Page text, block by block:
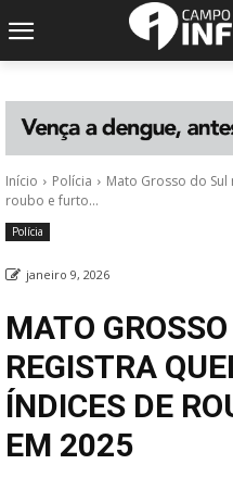
Início Polícia
Mato Grosso do
roubo e furto...
Polícia
janeiro 9, 2026
MATO
REGISTRA
ÍNDICES DE
EM 2025